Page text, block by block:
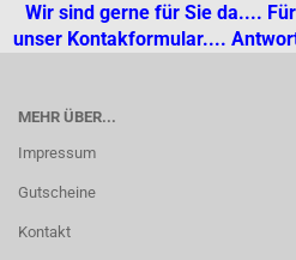
Wir sind gerne für Sie da....
unser Kontakformular....
MEHR ÜBER...
Impressum
Gutscheine
Kontakt